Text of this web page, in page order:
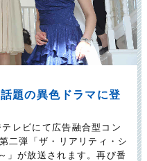
題の異色ドラマに登
レビにて広告融合型コン
二弾「ザ・リアリティ・シ
」が放送されます。再び番